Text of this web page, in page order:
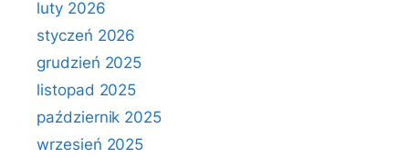
luty 2026
styczeń 2026
grudzień 2025
listopad 2025
październik 2025
wrzesień 2025